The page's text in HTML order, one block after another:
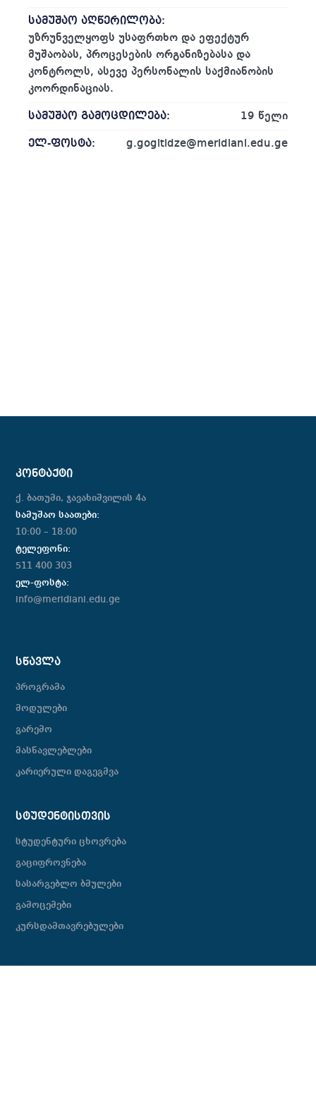
სამუშაო აღწერილობა:
უზრუნველყოფს უსაფრთხო და ეფექტურ
მუშაობას, პროცესების ორგანიზებასა და
კონტროლს, ასევე პერსონალის საქმიანობის
კოორდინაციას.
სამუშაო გამოცდილება: 19 წელი
ელ-ფოსტა: g.gogitidze@meridiani.edu.ge
ᲙᲝᲜᲢᲐᲥᲢᲘ
ქ. ბათუმი, ჯავახიშვილის 4ა
სამუშაო საათები:
10:00 – 18:00
ტელეფონი:
511 400 303
ელ-ფოსტა:
info@meridiani.edu.ge
ᲡᲬᲐᲕᲚᲐ
პროგრამა
მოდულები
გარემო
მასწავლებლები
კარიერული დაგეგმვა
ᲡᲢᲣᲓᲔᲜᲢᲘᲡᲗᲕᲘᲡ
სტუდენტური ცხოვრება
გაციფროვნება
სასარგებლო ბმულები
გამოცემები
კურსდამთავრებულები